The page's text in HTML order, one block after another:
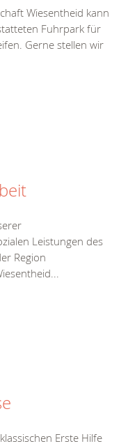
Wiesentheid kann
Fuhrpark für
Gerne stellen wir
Leistungen des
Region
Erste Hilfe